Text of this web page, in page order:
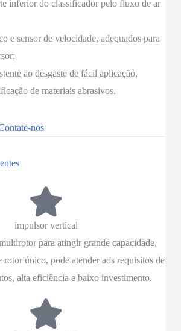
inferior do classificador pelo fluxo de ar
e sensor de velocidade, adequados para
ao desgaste de fácil aplicação,
de materiais abrasivos.
nos
impulsor vertical
para atingir grande capacidade,
rotor único, pode atender aos requisitos de
alta eficiência e baixo investimento.